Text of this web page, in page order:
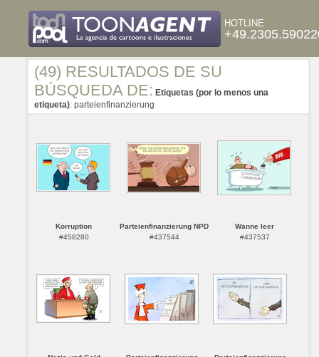
HOTLINE
(49) RESULTADOS DE SU
BÚSQUEDA DE: Etiquetas (por lo menos una
etiqueta): parteienfinanzierung
Korruption
#458280
Parteienfinanzierung NPD
#437544
Wanne leer
#437537